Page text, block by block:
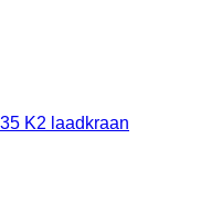
K2 laadkraan